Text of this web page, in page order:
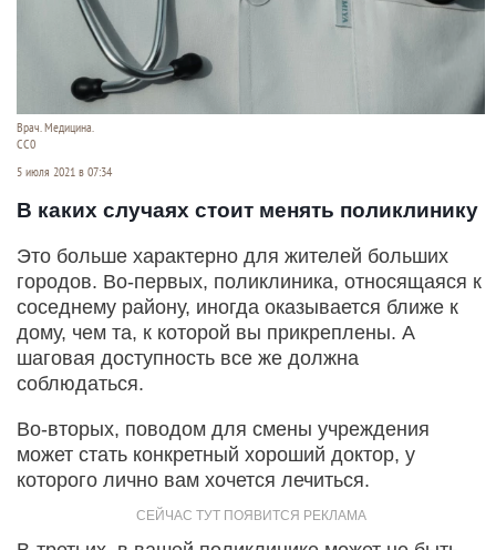
Врач. Медицина.
CC0
5 июля 2021 в 07:34
В каких случаях стоит менять поликлинику
Это больше характерно для жителей больших
городов. Во-первых, поликлиника, относящаяся к
соседнему району, иногда оказывается ближе к
дому, чем та, к которой вы прикреплены. А
шаговая доступность все же должна
соблюдаться.
Во-вторых, поводом для смены учреждения
может стать конкретный хороший доктор, у
которого лично вам хочется лечиться.